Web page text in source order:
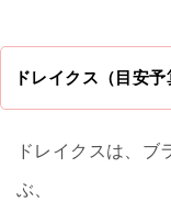
ドレイクス（目安予
ドレイクスは、ブ
ぶ、